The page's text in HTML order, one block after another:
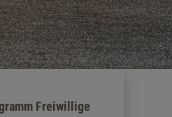
Freiwillige